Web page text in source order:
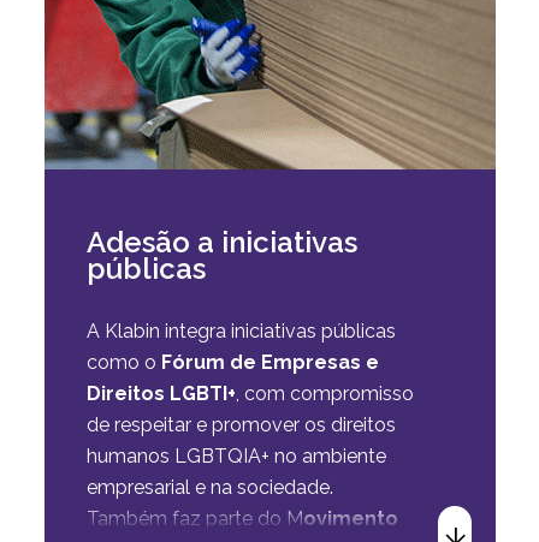
Adesão a iniciativas
públicas
A Klabin integra iniciativas públicas
como o Fórum de Empresas e
Direitos LGBTI+, com compromisso
de respeitar e promover os direitos
humanos LGBTQIA+ no ambiente
empresarial e na sociedade.
Também faz parte do Movimento